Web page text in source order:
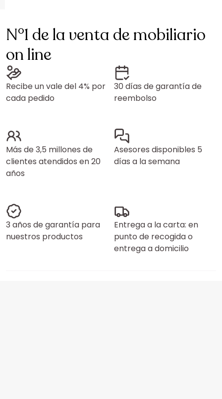
N°1 de la venta de mobiliario
on line
Recibe un vale del 4% por
cada pedido
30 días de garantía de
reembolso
Más de 3,5 millones de
clientes atendidos en 20
años
Asesores disponibles 5
días a la semana
3 años de garantía para
nuestros productos
Entrega a la carta: en
punto de recogida o
entrega a domicilio